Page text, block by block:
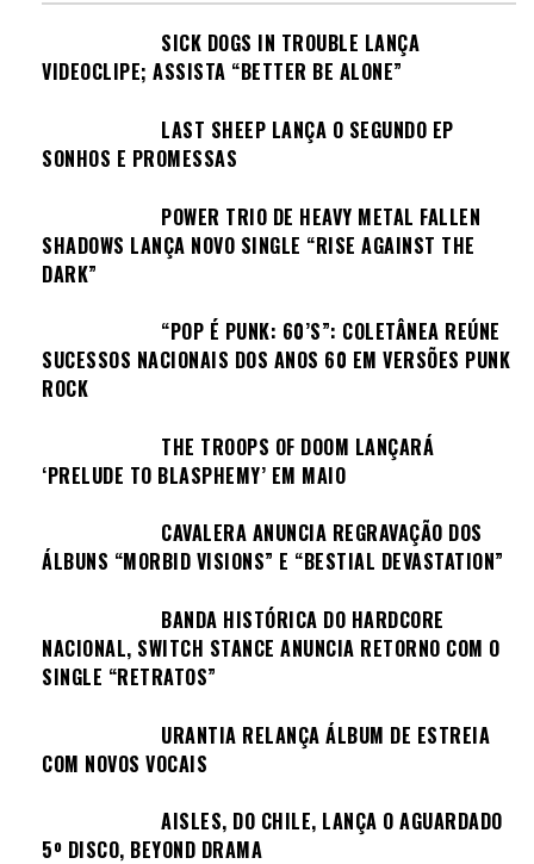
SICK DOGS IN TROUBLE LANÇA
VIDEOCLIPE; ASSISTA “BETTER BE ALONE”
LAST SHEEP LANÇA O SEGUNDO EP
SONHOS E PROMESSAS
POWER TRIO DE HEAVY METAL FALLEN
SHADOWS LANÇA NOVO SINGLE “RISE AGAINST THE
DARK”
“POP É PUNK: 60’S”: COLETÂNEA REÚNE
SUCESSOS NACIONAIS DOS ANOS 60 EM VERSÕES PUNK
ROCK
THE TROOPS OF DOOM LANÇARÁ
‘PRELUDE TO BLASPHEMY’ EM MAIO
CAVALERA ANUNCIA REGRAVAÇÃO DOS
ÁLBUNS “MORBID VISIONS” E “BESTIAL DEVASTATION”
BANDA HISTÓRICA DO HARDCORE
NACIONAL, SWITCH STANCE ANUNCIA RETORNO COM O
SINGLE “RETRATOS”
URANTIA RELANÇA ÁLBUM DE ESTREIA
COM NOVOS VOCAIS
AISLES, DO CHILE, LANÇA O AGUARDADO
5º DISCO, BEYOND DRAMA